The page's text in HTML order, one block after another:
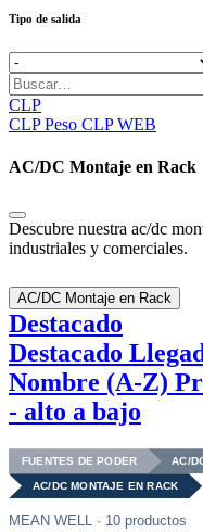
Tipo de salida
CLP
CLP Peso CLP WEB
AC/DC Montaje en Rack
Descubre nuestra ac/dc
industriales y comerciales.
AC/DC Montaje en Rack
Destacado
Destacado
Nombre (A-Z)
- alto a bajo
FUENTES DE PODER AC/
AC/DC MONTAJE EN RACK
MEAN WELL · 10 productos